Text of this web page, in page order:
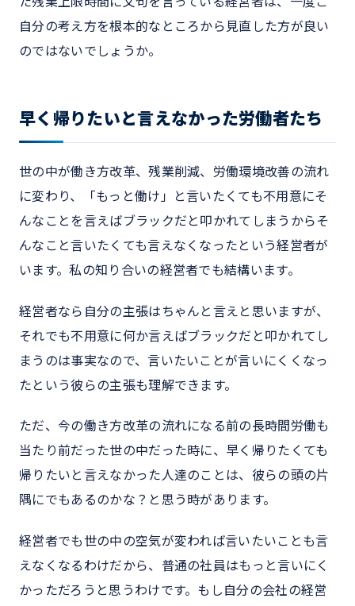
自分の考え方を根本的なところから見直した方が良い
のではないでしょうか。
早く帰りたいと言えなかった労働者たち
世の中が働き方改革、残業削減、労働環境改善の流れ
に変わり、「もっと働け」と言いたくても不用意にそ
んなことを言えばブラックだと叩かれてしまうからそ
んなこと言いたくても言えなくなったという経営者が
います。私の知り合いの経営者でも結構います。
経営者なら自分の主張はちゃんと言えと思いますが、
それでも不用意に何か言えばブラックだと叩かれてし
まうのは事実なので、言いたいことが言いにくくなっ
たという彼らの主張も理解できます。
ただ、今の働き方改革の流れになる前の長時間労働も
当たり前だった世の中だった時に、早く帰りたくても
帰りたいと言えなかった人達のことは、彼らの頭の片
隅にでもあるのかな？と思う時があります。
経営者でも世の中の空気が変われば言いたいことも言
えなくなるわけだから、普通の社員はもっと言いにく
かっただろうと思うわけです。もし自分の会社の経営